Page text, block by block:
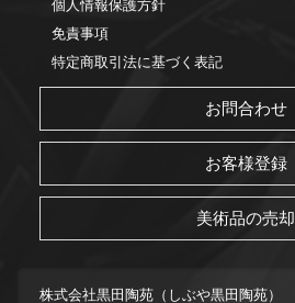
個人情報保護方針
免責事項
特定商取引法に基づく表記
お問合わせ
お客様登録
美術品の売却
株式会社黒田陶苑（しぶや黒田陶苑）